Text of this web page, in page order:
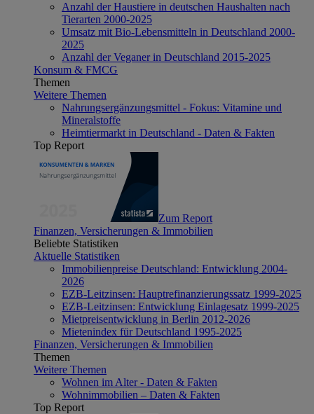
Anzahl der Haustiere in deutschen Haushalten nach
Tierarten 2000-2025
Umsatz mit Bio-Lebensmitteln in Deutschland 2000-
2025
Anzahl der Veganer in Deutschland 2015-2025
Konsum & FMCG
Themen
Weitere Themen
Nahrungsergänzungsmittel - Fokus: Vitamine und
Mineralstoffe
Heimtiermarkt in Deutschland - Daten & Fakten
Top Report
Zum Report
Finanzen, Versicherungen & Immobilien
Beliebte Statistiken
Aktuelle Statistiken
Immobilienpreise Deutschland: Entwicklung 2004-
2026
EZB-Leitzinsen: Hauptrefinanzierungssatz 1999-2025
EZB-Leitzinsen: Entwicklung Einlagesatz 1999-2025
Mietpreisentwicklung in Berlin 2012-2026
Mietenindex für Deutschland 1995-2025
Finanzen, Versicherungen & Immobilien
Themen
Weitere Themen
Wohnen im Alter - Daten & Fakten
Wohnimmobilien – Daten & Fakten
Top Report